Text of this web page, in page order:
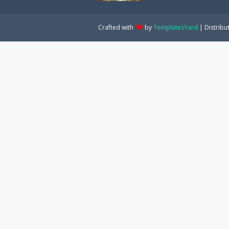
Crafted with byTemplatesYard |